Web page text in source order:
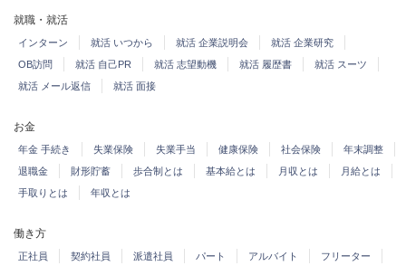
就職・就活
インターン 就活 いつから 就活 企業説明会
就活 企業研究
OB訪問
就活 自己PR 就活 志望動機 就活 履歴書
就活 スーツ
就活 メール返信
就活 面接
お金
年金 手続き 失業保険 失業手当 健康保険 社会保険
年末調整
退職金
財形貯蓄 歩合制とは 基本給とは 月収とは
月給とは
手取りとは
年収とは
働き方
正社員 契約社員 派遣社員 パート アルバイト
フリーター